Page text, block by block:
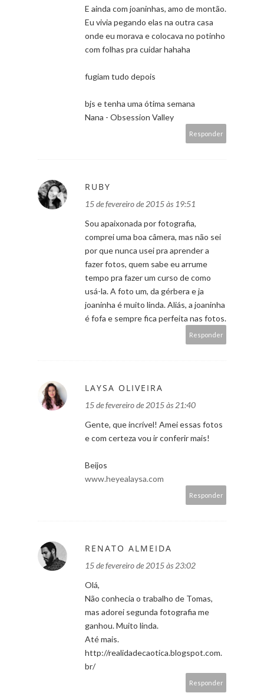
E ainda com joaninhas, amo de montão.
Eu vivia pegando elas na outra casa
onde eu morava e colocava no potinho
com folhas pra cuidar hahaha
fugiam tudo depois
bjs e tenha uma ótima semana
Nana - Obsession Valley
Responder
RUBY
15 de fevereiro de 2015 às 19:51
Sou apaixonada por fotografia,
comprei uma boa câmera, mas não sei
por que nunca usei pra aprender a
fazer fotos, quem sabe eu arrume
tempo pra fazer um curso de como
usá-la. A foto um, da gérbera e ja
joaninha é muito linda. Aliás, a joaninha
é fofa e sempre fica perfeita nas fotos.
Responder
LAYSA OLIVEIRA
15 de fevereiro de 2015 às 21:40
Gente, que incrível! Amei essas fotos
e com certeza vou ir conferir mais!
Beijos
www.heyealaysa.com
Responder
RENATO ALMEIDA
15 de fevereiro de 2015 às 23:02
Olá,
Não conhecia o trabalho de Tomas,
mas adorei segunda fotografia me
ganhou. Muito linda.
Até mais.
http://realidadecaotica.blogspot.com.
br/
Responder